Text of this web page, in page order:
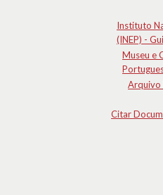
Instituto
(INEP) -
Museu e
Arquivo
Citar